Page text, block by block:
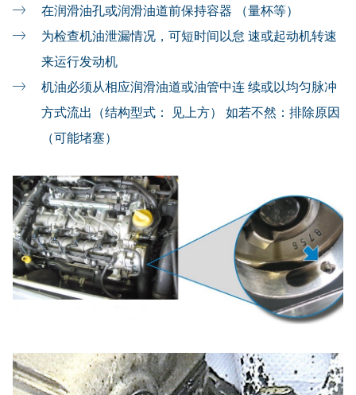
在润滑油孔或润滑油道前保持容器 （量杯等）
为检查机油泄漏情况，可短时间以怠 速或起动机转速
来运行发动机
机油必须从相应润滑油道或油管中连 续或以均匀脉冲
方式流出（结构型式： 见上方） 如若不然：排除原因
（可能堵塞）